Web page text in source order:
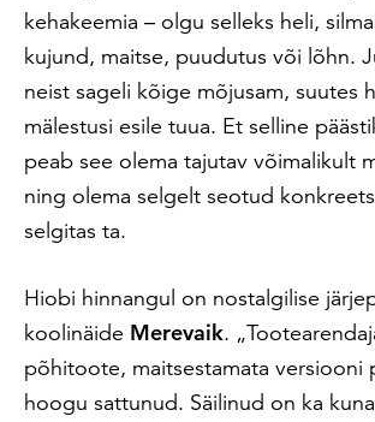
kehakeemia – olgu selleks heli,
kujund, maitse, puudutus või lõhn.
neist sageli kõige mõjusam, suutes
mälestusi esile tuua. Et selline
peab see olema tajutav võimalikult
ning olema selgelt seotud
selgitas ta.
Hiobi hinnangul on nostalgilise
koolinäide Merevaik.
põhitoote, maitsestamata versiooni
hoogu sattunud. Säilinud on ka